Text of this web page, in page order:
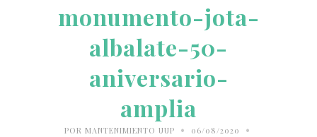
monumento-jota-
albalate-50-
aniversario-
amplia
POR MANTENIMIENTO UUP • 06/08/2020 •